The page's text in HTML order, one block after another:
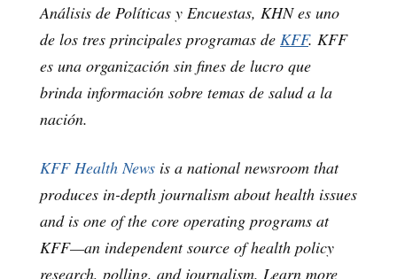
Análisis de Políticas y Encuestas, KHN es uno
de los tres principales programas de KFF. KFF
es una organización sin fines de lucro que
brinda información sobre temas de salud a la
nación.
KFF Health News is a national newsroom that
produces in-depth journalism about health issues
and is one of the core operating programs at
KFF—an independent source of health policy
research, polling, and journalism. Learn more